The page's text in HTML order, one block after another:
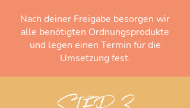
Nach deiner Freigabe besorgen wir
alle benötigten Ordnungsprodukte
und legen einen Termin für die
Umsetzung fest.